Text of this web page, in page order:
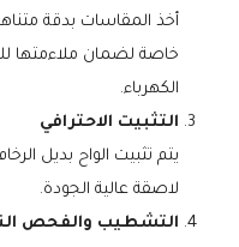
أخذ المقاسات بدقة
خاصة لضمان ملاءمتها
الكهرباء.
التثبيت الاحترافي
يتم تثبيت الواح بديل
لاصقة عالية الجودة.
التشطيب والفحص